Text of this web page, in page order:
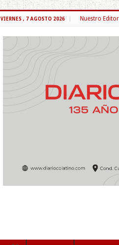
VIERNES , 7 AGOSTO 2026 Nuestro